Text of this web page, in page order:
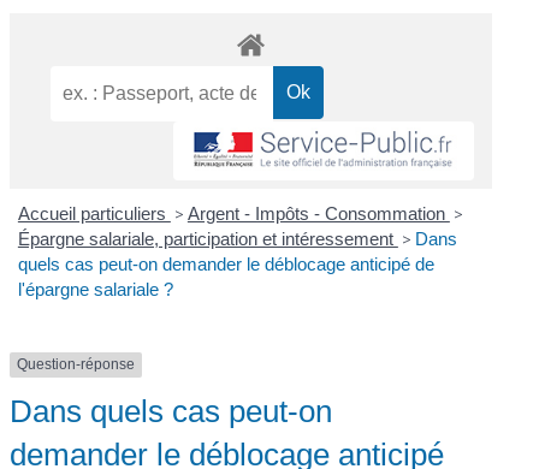
Accueil particuliers > Argent - Impôts - Consommation >
Épargne salariale, participation et intéressement > Dans
quels cas peut-on demander le déblocage anticipé de
l'épargne salariale ?
Question-réponse
Dans quels cas peut-on
demander le déblocage anticipé